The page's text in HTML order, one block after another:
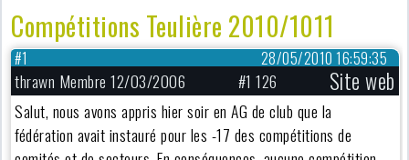
Compétitions Teulière 2010/1011
28/05/2010 16:59:35
#1
thrawn Membre 12/03/2006 #1 126 Site web
Salut, nous avons appris hier soir en AG de club que la
fédération avait instauré pour les -17 des compétitions de